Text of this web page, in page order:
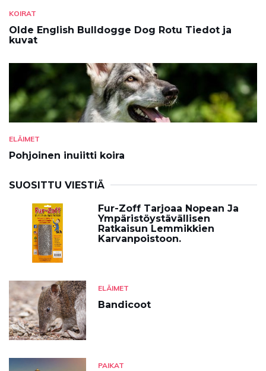
KOIRAT
Olde English Bulldogge Dog Rotu Tiedot ja
kuvat
ELÄIMET
Pohjoinen inuiitti koira
SUOSITTU VIESTIÄ
Fur-Zoff Tarjoaa Nopean Ja
Ympäristöystävällisen
Ratkaisun Lemmikkien
Karvanpoistoon.
ELÄIMET
Bandicoot
PAIKAT